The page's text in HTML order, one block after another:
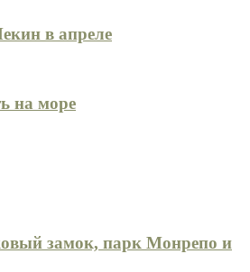
в апреле
на море
замок, парк Монрепо и